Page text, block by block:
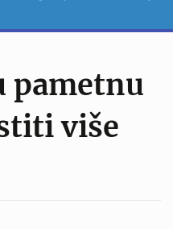
pametnu
više